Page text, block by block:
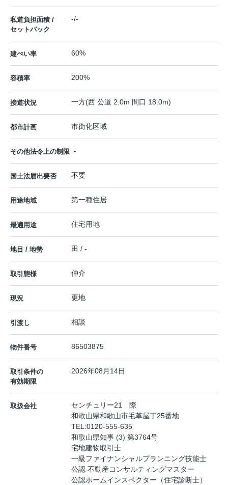
私道負担面積 /
セットバック
-/-
建ぺい率 60%
容積率 200%
接道状況 一方(西 公道 2.0m 間口 18.0m)
都市計画 市街化区域
その他法令上の制限 -
国土法届出要否 不要
用途地域 第一種住居
最適用途 住宅用地
地目 / 地勢 田 / -
取引態様 仲介
現況 更地
引渡し 相談
物件番号 86503875
取引条件の
有効期限
2026年08月14日
取扱会社
センチュリー21 際
和歌山県和歌山市毛革屋丁25番地
TEL:0120-555-635
和歌山県知事 (3) 第3764号
宅地建物取引士
一級ファイナンシャルプランニング技能士
公認 不動産コンサルティングマスター
公認ホームインスペクター（住宅診断士）